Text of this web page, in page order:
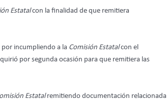
Estatalcon la finalidad de que remitiera
por incumpliendo a la Comisión Estatalcon el
por segunda ocasión para que remitiera las
Estatalremitiendo documentación relacionada